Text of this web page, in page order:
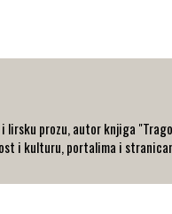
prozu, autor knjiga
i kulturu, portalima i